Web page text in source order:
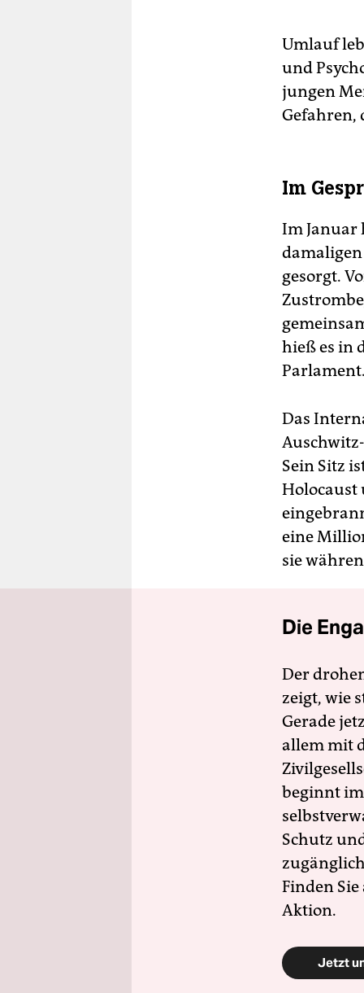
Umlauf
und
jungen
Gefahren,
Im
Im Januar
gesorgt.
hieß es in
Parlament.
Das
Sein Sitz
Holocaust
eine
sie
Die
Der
zeigt, wie
Gerade
allem mit
beginnt
Schutz
Finden
Aktion.
Jetzt